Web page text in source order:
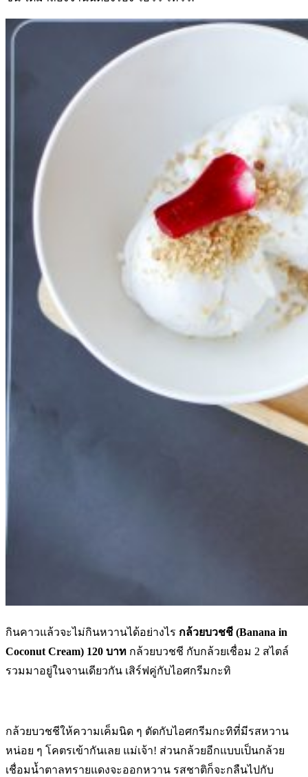
กินคาวแล้วจะไม่กินหวานได้อย่างไร กล้วยบวชชี (Banana in
Coconut Cream) 120 บาท กล้วยบวชชี กับกล้วยเชื่อม 2 สไตล์
รวมมาอยู่ในจานเดียวกัน เสิร์ฟคู่กับไอศกรีมกะทิ
กล้วยบวชชีให้ความเค็มนิด ๆ ตัดกับไอศกรีมกะทิที่มีรสหวาน
หน่อย ๆ โคตรเข้ากันเลย แม่เจ้า! ส่วนกล้วยอีกแบบเป็นกล้วย
เชื่อมน้ำตาลทรายแดงจะออกหวาน รสชาติก็จะกลืนไปกับ